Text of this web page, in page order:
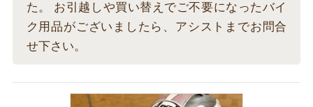
た。 お引越しや買い替えでご不要になったバイ
ク用品がございましたら、アシストまでお問合
せ下さい。